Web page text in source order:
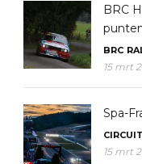
BRC
BRC
15 mrt
Spa-
CIRCUIT
15 mrt